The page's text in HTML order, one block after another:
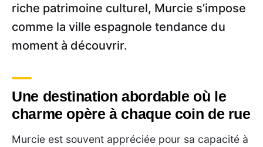
riche patrimoine culturel, Murcie s’impose
comme la ville espagnole tendance du
moment à découvrir.
Une destination abordable où le
charme opère à chaque coin de rue
Murcie est souvent appréciée pour sa capacité à